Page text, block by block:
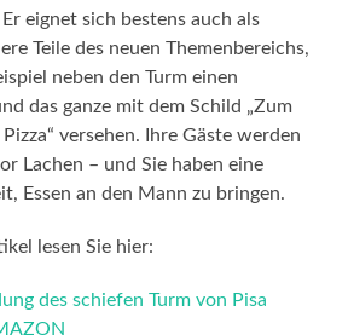
eignet sich bestens auch als
Teile des neuen Themenbereichs,
neben den Turm einen
das ganze mit dem Schild „Zum
versehen. Ihre Gäste werden
Lachen – und Sie haben eine
Essen an den Mann zu bringen.
lesen Sie hier:
des schiefen Turm von Pisa